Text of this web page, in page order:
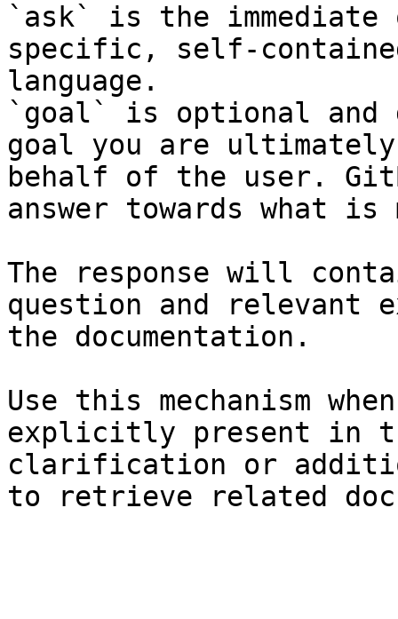
`ask` is the
specific, self-
language.
`goal` is optional and
goal you are
behalf of the user.
answer towards what
The response will
question and relevant
the documentation.
Use this mechanism
explicitly present in
clarification or